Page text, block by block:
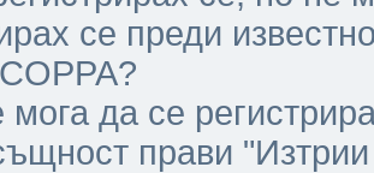
се преди
да се
прави "Изтрии